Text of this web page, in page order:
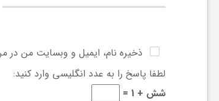
ذخیره نام، ایمیل و وبسایت من در
لطفا پاسخ را به عدد انگلیسی وارد کنید:
شش + 1 =